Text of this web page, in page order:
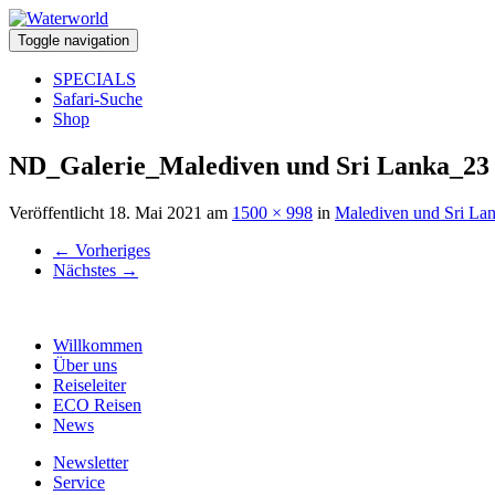
Toggle navigation
SPECIALS
Safari-Suche
Shop
ND_Galerie_Malediven und Sri Lanka_23
Veröffentlicht 18. Mai 2021 am 1500 × 998 in Malediven und Sri
← Vorheriges
Nächstes →
Willkommen
Über uns
Reiseleiter
ECO Reisen
News
Newsletter
Service